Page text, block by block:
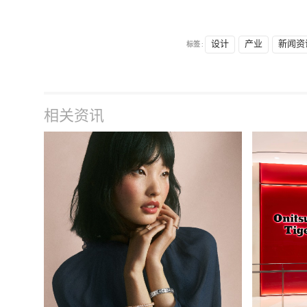
标签 : 设计 产业 新闻资
相关资讯